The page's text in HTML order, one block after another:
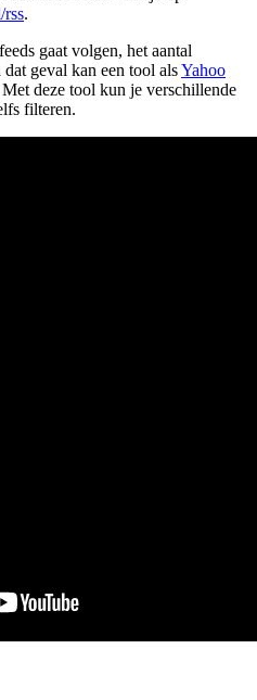
rss.
gaat volgen, het aantal
geval kan een tool alsYahoo
deze tool kun je verschillende
filteren.